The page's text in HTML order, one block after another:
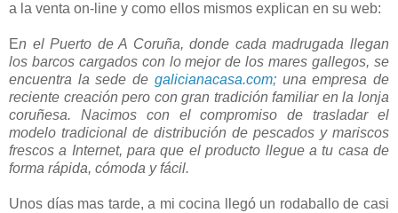
a la venta on-line y como ellos mismos explican en su web:
En el Puerto de A Coruña, donde cada madrugada llegan
los barcos cargados con lo mejor de los mares gallegos, se
encuentra la sede de galicianacasa.com;una empresa de
reciente creación pero con gran tradición familiar en la lonja
coruñesa. Nacimos con el compromiso de trasladar el
modelo tradicional de distribución de pescados y mariscos
frescos a Internet, para que el producto llegue a tu casa de
forma rápida, cómoda y fácil.
Unos días mas tarde, a mi cocina llegó un rodaballo de casi